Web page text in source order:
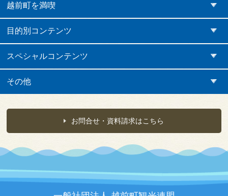
越前町を満喫
目的別コンテンツ
スペシャルコンテンツ
その他
お問合せ・資料請求はこちら